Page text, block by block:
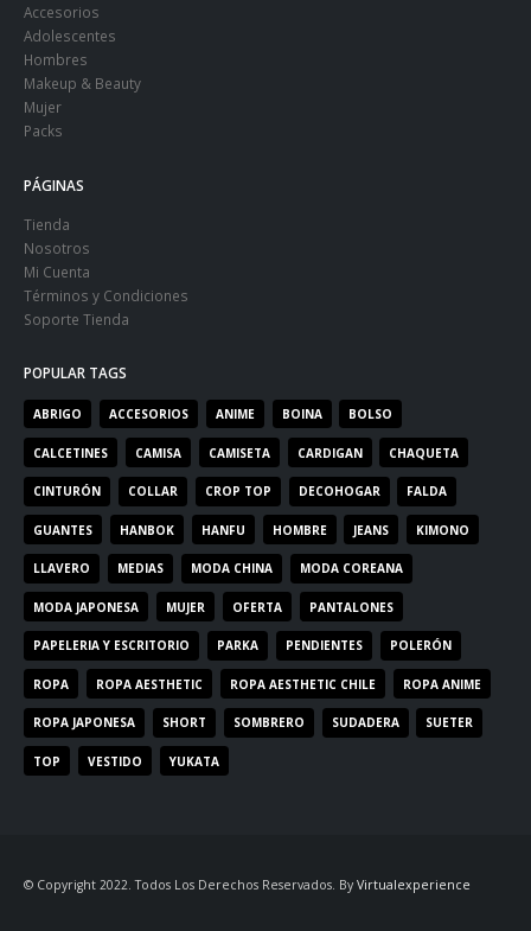
Accesorios
Adolescentes
Hombres
Makeup & Beauty
Mujer
Packs
PÁGINAS
Tienda
Nosotros
Mi Cuenta
Términos y Condiciones
Soporte Tienda
POPULAR TAGS
ABRIGO ACCESORIOS ANIME BOINA BOLSO
CALCETINES CAMISA CAMISETA CARDIGAN CHAQUETA
CINTURÓN COLLAR CROP TOP DECOHOGAR FALDA
GUANTES HANBOK HANFU HOMBRE JEANS KIMONO
LLAVERO MEDIAS MODA CHINA MODA COREANA
MODA JAPONESA MUJER OFERTA PANTALONES
PAPELERIA Y ESCRITORIO PARKA PENDIENTES POLERÓN
ROPA ROPA AESTHETIC ROPA AESTHETIC CHILE ROPA ANIME
ROPA JAPONESA SHORT SOMBRERO SUDADERA SUETER
TOP VESTIDO YUKATA
© Copyright 2022. Todos Los Derechos Reservados. By Virtualexperience